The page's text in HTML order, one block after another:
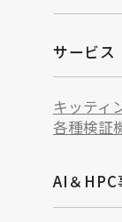
サービス
キッティ
各種検証
AI＆HPC